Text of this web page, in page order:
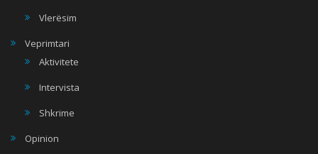
Vlerësim
Veprimtari
Aktivitete
Intervista
Shkrime
Opinion